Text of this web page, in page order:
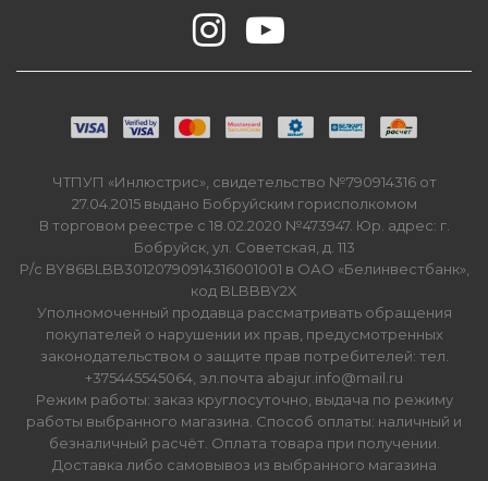
ЧТПУП «Инлюстрис», свидетельство №790914316 от
27.04.2015 выдано Бобруйским горисполкомом
В торговом реестре с 18.02.2020 №473947. Юр. адрес: г.
Бобруйск, ул. Советская, д. 113
Р/с BY86BLBB30120790914316001001 в ОАО «Белинвестбанк»,
код BLBBBY2X
Уполномоченный продавца рассматривать обращения
покупателей о нарушении их прав, предусмотренных
законодательством о защите прав потребителей: тел.
+375445545064, эл.почта abajur.info@mail.ru
Режим работы: заказ круглосуточно, выдача по режиму
работы выбранного магазина. Способ оплаты: наличный и
безналичный расчёт. Оплата товара при получении.
Доставка либо самовывоз из выбранного магазина